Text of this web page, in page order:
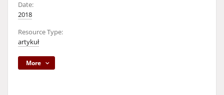
Date:
2018
Resource Type:
artykuł
More